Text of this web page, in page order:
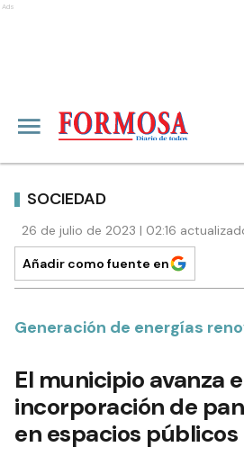
Ads
SOCIEDAD
26 de julio de 2023 | 02:16
Añadir como fuente en
Generación de energías
El municipio avanza
incorporación de
en espacios públicos